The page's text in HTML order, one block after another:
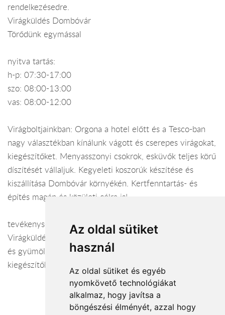
Az oldal sütiket
használ
Az oldal sütiket és egyéb
nyomkövető technológiákat
alkalmaz, hogy javítsa a
böngészési élményét, azzal hogy
rendelkezésedre.
Virágküldés Dombóvár
Törődünk egymással
nyitva tartás:
h-p: 07:30-17:00
szo: 08:00-13:00
vas: 08:00-12:00
Virágboltjainkban: Orgona a hotel előtt és a Tesco-ban
nagy választékban kínálunk vágott és cserepes virágokat,
kiegészítőket. Menyasszonyi csokrok, esküvők teljes körű
díszítését vállaljuk. Kegyeleti koszorúk készítése és
kiszállítása Dombóvár környékén. Kertfenntartás- és
építés magán és közületi célra is!
tevékenység:
Virágküldés Dombóvár. Vágott- és cserepes virágok, dísz-
és gyümölcsfák, cserjék, Florasca virágföldek,
kiegészítők. Menyasszonyi csokrok, esküvői dekorációk
Elfogadott fizetési módok